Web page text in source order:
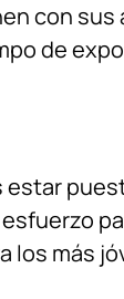
con sus
de
los más